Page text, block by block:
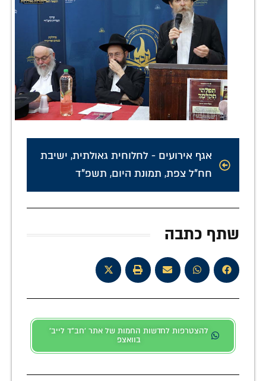
אגף אירועים - לחלוחית גאולתית, ישיבת
חח"ל צפת, תמונת היום, תשפ"ד
שתף כתבה
להצטרפות לחדשות החמות של אתר 'חב"ד לייב'
בוואצפ